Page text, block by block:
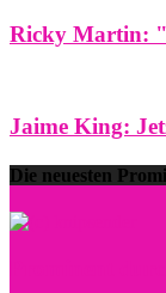
Ricky Martin:
Jaime King:
Die neuesten